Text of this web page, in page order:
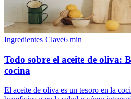
Ingredientes Clave6 min
Todo sobre el aceite de oliva:
cocina
El aceite de oliva es un tesoro en la